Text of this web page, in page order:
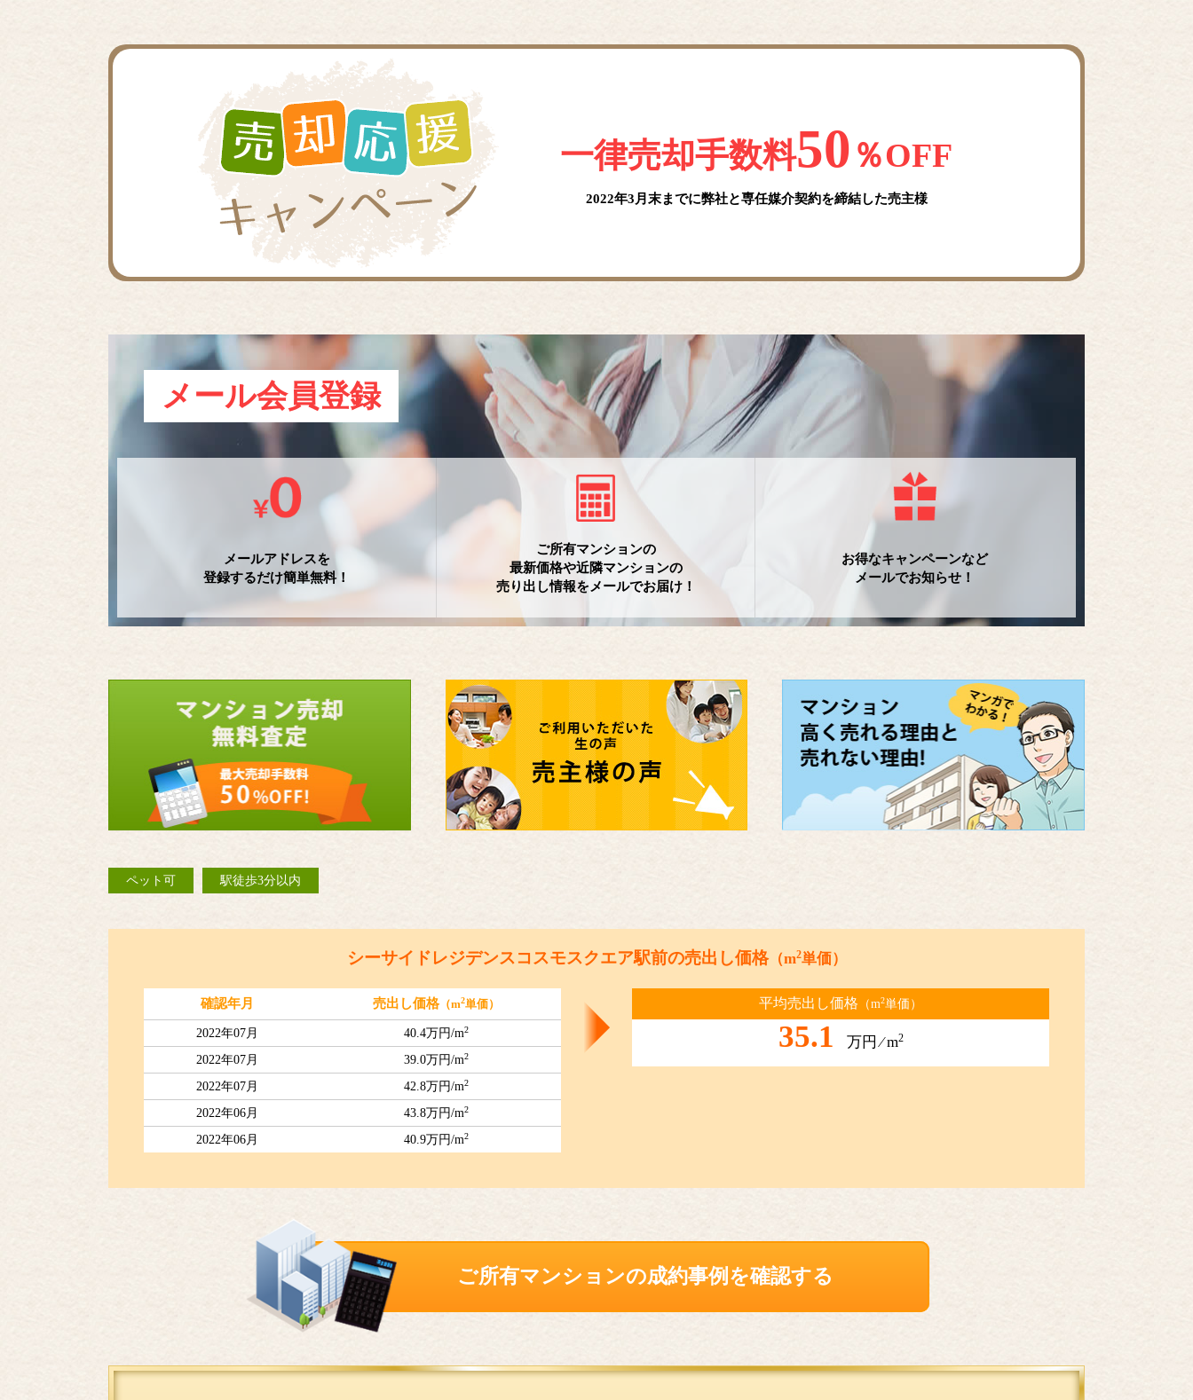
一律売却手数料50 ％OFF
2022年3月末までに弊社と専任媒介契約を締結した売主様
メール会員登録
メールアドレスを
登録するだけ簡単無料！
ご所有マンションの
最新価格や近隣マンションの
売り出し情報をメールでお届け！
お得なキャンペーンなど
メールでお知らせ！
ペット可 駅徒歩3分以内
シーサイドレジデンスコスモスクエア駅前の売出し価格（m2単価）
確認年月 売出し価格（m2単価）
2022年07月 40.4万円/m2
2022年07月 39.0万円/m2
2022年07月 42.8万円/m2
2022年06月 43.8万円/m2
2022年06月 40.9万円/m2
平均売出し価格 （m2単価）
35.1 万円 ⁄ m2
ご所有マンションの成約事例を確認する